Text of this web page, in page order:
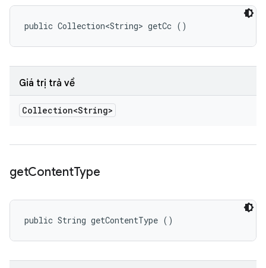
public Collection<String> getCc ()
Giá trị trả về
Collection<String>
getContentType
public String getContentType ()